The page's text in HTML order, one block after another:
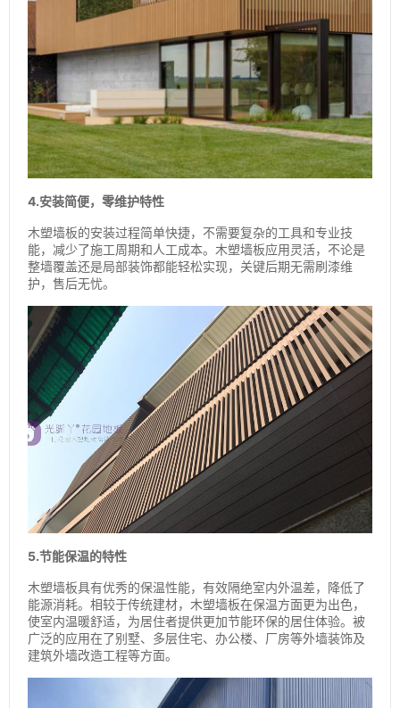
4.安装简便，零维护特性
木塑墙板的安装过程简单快捷，不需要复杂的工具和专业技
能，减少了施工周期和人工成本。木塑墙板应用灵活，不论是
整墙覆盖还是局部装饰都能轻松实现，关键后期无需刷漆维
护，售后无忧。
5.节能保温的特性
木塑墙板具有优秀的保温性能，有效隔绝室内外温差，降低了
能源消耗。相较于传统建材，木塑墙板在保温方面更为出色，
使室内温暖舒适，为居住者提供更加节能环保的居住体验。被
广泛的应用在了别墅、多层住宅、办公楼、厂房等外墙装饰及
建筑外墙改造工程等方面。